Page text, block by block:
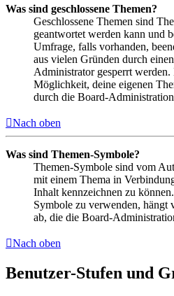
Was sind geschlossene Themen?
Geschlossene Themen sind
geantwortet werden kann und
Umfrage, falls vorhanden,
aus vielen Gründen durch
Administrator gesperrt
Möglichkeit, deine eigenen
durch die Board-
Nach oben
Was sind Themen-Symbole?
Themen-Symbole sind vom
mit einem Thema in
Inhalt kennzeichnen zu
Symbole zu verwenden, hängt
ab, die die Board-
Nach oben
Benutzer-Stufen und